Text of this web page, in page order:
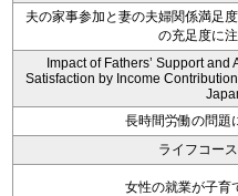
夫の家事参加と妻の夫婦関係満足
の充足度に
Impact of Fathers’ Support and
Satisfaction by Income
長時間労働の問題
ライフコー
女性の就業が子育